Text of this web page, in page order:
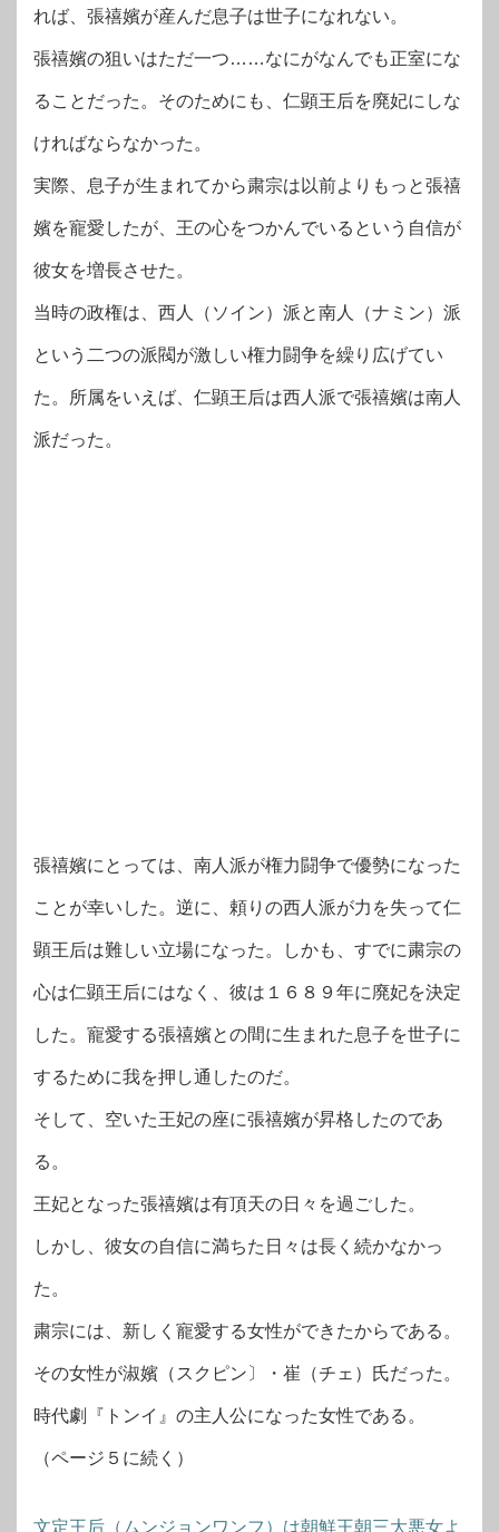
れば、張禧嬪が産んだ息子は世子になれない。
張禧嬪の狙いはただ一つ……なにがなんでも正室にな
ることだった。そのためにも、仁顕王后を廃妃にしな
ければならなかった。
実際、息子が生まれてから粛宗は以前よりもっと張禧
嬪を寵愛したが、王の心をつかんでいるという自信が
彼女を増長させた。
当時の政権は、西人（ソイン）派と南人（ナミン）派
という二つの派閥が激しい権力闘争を繰り広げてい
た。所属をいえば、仁顕王后は西人派で張禧嬪は南人
派だった。
張禧嬪にとっては、南人派が権力闘争で優勢になった
ことが幸いした。逆に、頼りの西人派が力を失って仁
顕王后は難しい立場になった。しかも、すでに粛宗の
心は仁顕王后にはなく、彼は１６８９年に廃妃を決定
した。寵愛する張禧嬪との間に生まれた息子を世子に
するために我を押し通したのだ。
そして、空いた王妃の座に張禧嬪が昇格したのであ
る。
王妃となった張禧嬪は有頂天の日々を過ごした。
しかし、彼女の自信に満ちた日々は長く続かなかっ
た。
粛宗には、新しく寵愛する女性ができたからである。
その女性が淑嬪（スクピン〕・崔（チェ）氏だった。
時代劇『トンイ』の主人公になった女性である。
（ページ５に続く）
文定王后（ムンジョンワンフ）は朝鮮王朝三大悪女よ